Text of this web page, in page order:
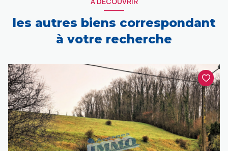
les autres biens correspondant
à votre recherche